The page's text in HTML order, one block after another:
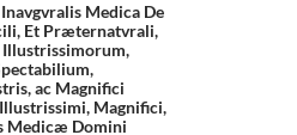
Medica De
Et Præternatvrali,
Illustrissimorum,
ac Magnifici
Magnifici,
Medicæ Domini